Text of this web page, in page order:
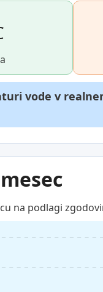
vode v
na podlagi